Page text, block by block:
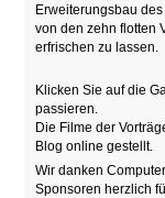
Erweiterungsbau
von den zehn flotten
erfrischen zu lassen.
Klicken Sie auf die
passieren.
Die Filme der
Blog online gestellt.
Wir danken
Sponsoren herzlich